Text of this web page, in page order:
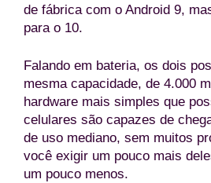
de fábrica com o Android 9,
para o 10.
Falando em bateria, os dois
mesma capacidade, de 4.000
hardware mais simples que
celulares são capazes de
de uso mediano, sem muitos
você exigir um pouco mais
um pouco menos.